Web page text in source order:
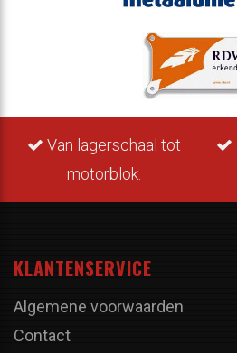
Van lagerschaal tot
motorblok.
KLANTENSERVICE
Algemene voorwaarden
Contact